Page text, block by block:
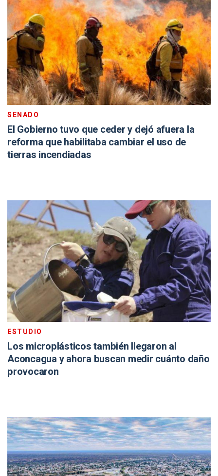
SENADO
El Gobierno tuvo que ceder y dejó afuera la
reforma que habilitaba cambiar el uso de
tierras incendiadas
ESTUDIO
Los microplásticos también llegaron al
Aconcagua y ahora buscan medir cuánto daño
provocaron